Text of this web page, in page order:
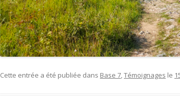
Cette entrée a été publiée dans Base 7,Témoignages le